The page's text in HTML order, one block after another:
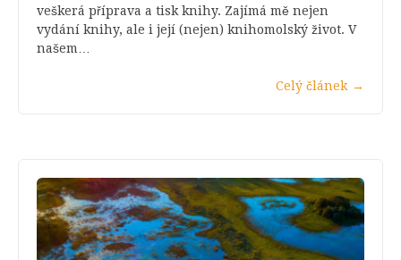
veškerá příprava a tisk knihy. Zajímá mě nejen
vydání knihy, ale i její (nejen) knihomolský život. V
našem…
Celý článek →